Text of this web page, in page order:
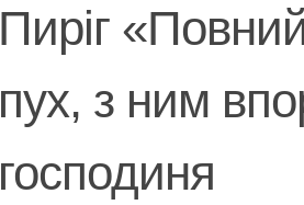
Пиріг
пух, з ним
господиня